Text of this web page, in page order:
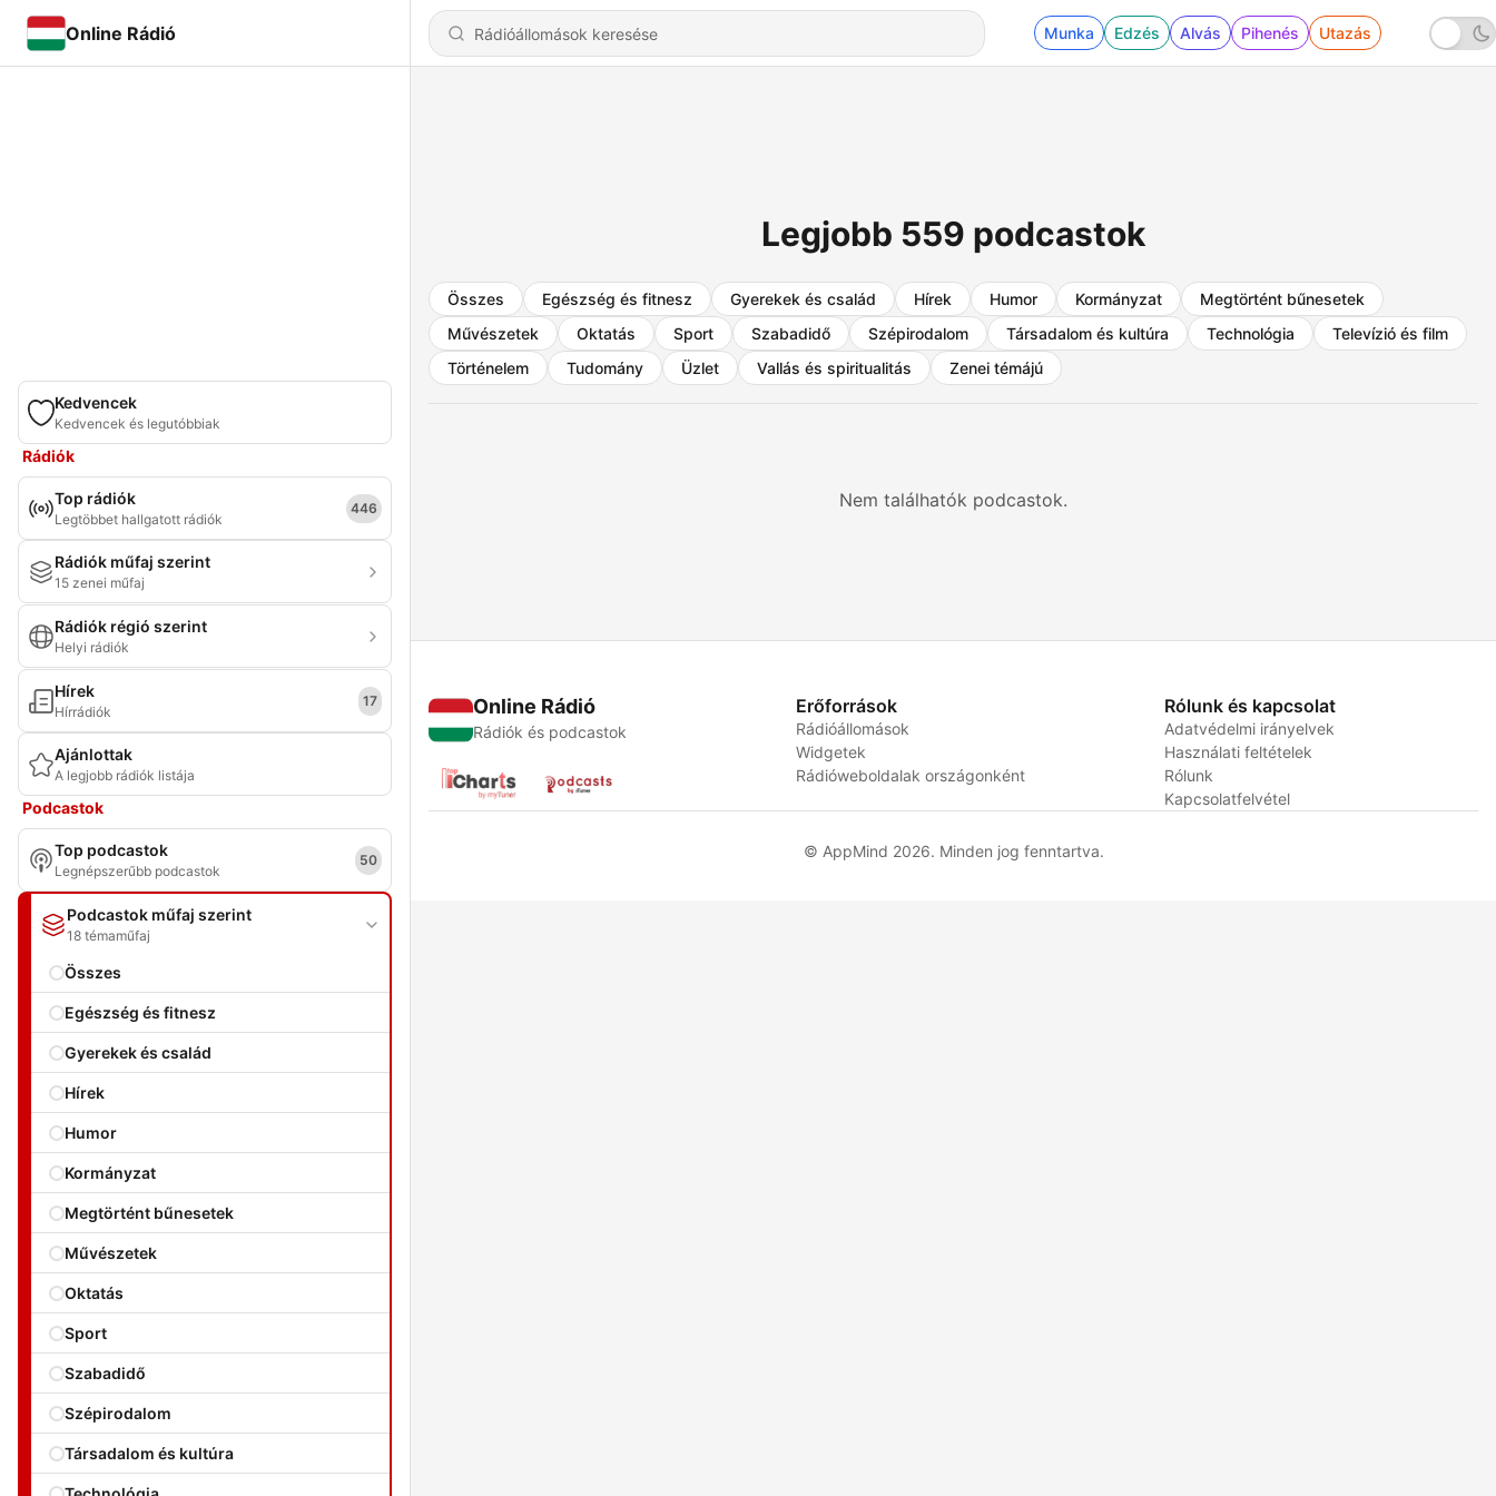
Online Rádió Munka Edzés Alvás Pihenés Utazás
Kedvencek
Kedvencek és legutóbbiak
Rádiók
Top rádiók
Legtöbbet hallgatott rádiók
446
Rádiók műfaj szerint
15 zenei műfaj
Rádiók régió szerint
Helyi rádiók
Hírek
Hírrádiók
17
Ajánlottak
A legjobb rádiók listája
Podcastok
Top podcastok
Legnépszerűbb podcastok
50
Podcastok műfaj szerint
18 témaműfaj
Összes
Egészség és fitnesz
Gyerekek és család
Hírek
Humor
Kormányzat
Megtörtént bűnesetek
Művészetek
Oktatás
Sport
Szabadidő
Szépirodalom
Társadalom és kultúra
Legjobb 559 podcastok
Összes Egészség és fitnesz Gyerekek és család Hírek Humor Kormányzat
Megtörtént bűnesetek
Művészetek
Oktatás Sport Szabadidő Szépirodalom Társadalom és kultúra Technológia
Televízió és film
Történelem
Tudomány Üzlet Vallás és spiritualitás Zenei témájú
Nem találhatók podcastok.
Online Rádió
Rádiók és podcastok
Erőforrások
Rádióállomások
Widgetek
Rádióweboldalak országonként
Rólunk és kapcsolat
Adatvédelmi irányelvek
Használati feltételek
Rólunk
Kapcsolatfelvétel
© AppMind 2026. Minden jog fenntartva.